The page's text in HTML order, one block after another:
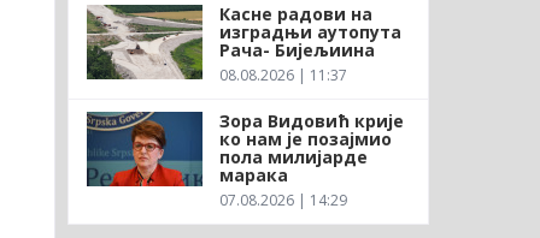
Касне радови на
изградњи аутопута
Рача- Бијељиина
08.08.2026 | 11:37
Зора Видовић крије
ко нам је позајмио
пола милијарде
марака
07.08.2026 | 14:29